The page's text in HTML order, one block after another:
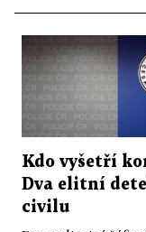
Kdo vyšetří
Dva elitní
civilu